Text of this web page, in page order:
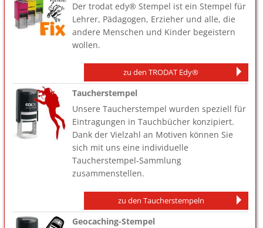
Der trodat edy® Stempel ist ein Stempel für
Lehrer, Pädagogen, Erzieher und alle, die
andere Menschen und Kinder begeistern
wollen.
zu den TRODAT Edy®
Taucherstempel
Unsere Taucherstempel wurden speziell für
Eintragungen in Tauchbücher konzipiert.
Dank der Vielzahl an Motiven können Sie
sich mit uns eine individuelle
Taucherstempel-Sammlung
zusammenstellen.
zu den Taucherstempeln
Geocaching-Stempel